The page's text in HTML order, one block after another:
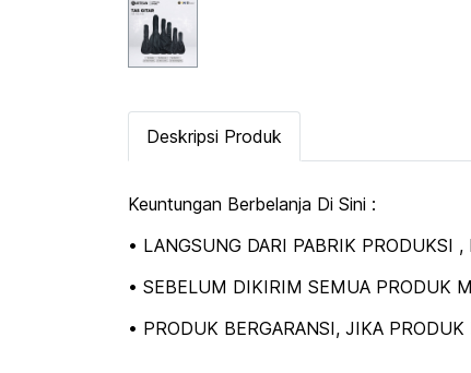
Deskripsi Produk
Keuntungan Berbelanja Di Sini :
• LANGSUNG DARI PABRIK PRODUKSI
• SEBELUM DIKIRIM SEMUA PRODUK
• PRODUK BERGARANSI, JIKA